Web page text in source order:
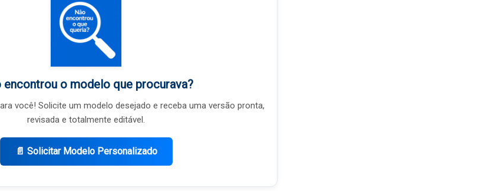
encontrou o modelo que procurava?
você! Solicite um modelo desejado e receba uma versão pronta,
revisada e totalmente editável.
📄 Solicitar Modelo Personalizado